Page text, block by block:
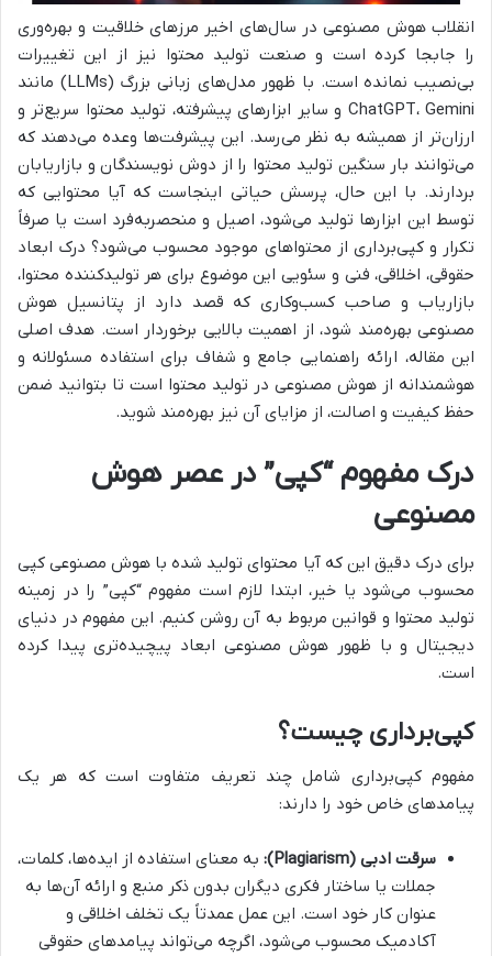
انقلاب هوش مصنوعی در سال‌های اخیر مرزهای خلاقیت و بهره‌وری
را جابجا کرده است و صنعت تولید محتوا نیز از این تغییرات
بی‌نصیب نمانده است. با ظهور مدل‌های زبانی بزرگ (LLMs) مانند
ChatGPT، Gemini و سایر ابزارهای پیشرفته، تولید محتوا سریع‌تر و
ارزان‌تر از همیشه به نظر می‌رسد. این پیشرفت‌ها وعده می‌دهند که
می‌توانند بار سنگین تولید محتوا را از دوش نویسندگان و بازاریابان
بردارند. با این حال، پرسش حیاتی اینجاست که آیا محتوایی که
توسط این ابزارها تولید می‌شود، اصیل و منحصربه‌فرد است یا صرفاً
تکرار و کپی‌برداری از محتواهای موجود محسوب می‌شود؟ درک ابعاد
حقوقی، اخلاقی، فنی و سئویی این موضوع برای هر تولیدکننده محتوا،
بازاریاب و صاحب کسب‌وکاری که قصد دارد از پتانسیل هوش
مصنوعی بهره‌مند شود، از اهمیت بالایی برخوردار است. هدف اصلی
این مقاله، ارائه راهنمایی جامع و شفاف برای استفاده مسئولانه و
هوشمندانه از هوش مصنوعی در تولید محتوا است تا بتوانید ضمن
حفظ کیفیت و اصالت، از مزایای آن نیز بهره‌مند شوید.
درک مفهوم “کپی” در عصر هوش
مصنوعی
برای درک دقیق این که آیا محتوای تولید شده با هوش مصنوعی کپی
محسوب می‌شود یا خیر، ابتدا لازم است مفهوم “کپی” را در زمینه
تولید محتوا و قوانین مربوط به آن روشن کنیم. این مفهوم در دنیای
دیجیتال و با ظهور هوش مصنوعی ابعاد پیچیده‌تری پیدا کرده
است.
کپی‌برداری چیست؟
مفهوم کپی‌برداری شامل چند تعریف متفاوت است که هر یک
پیامدهای خاص خود را دارند:
سرقت ادبی (Plagiarism):
به معنای استفاده از ایده‌ها، کلمات،
جملات یا ساختار فکری دیگران بدون ذکر منبع و ارائه آن‌ها به
عنوان کار خود است. این عمل عمدتاً یک تخلف اخلاقی و
آکادمیک محسوب می‌شود، اگرچه می‌تواند پیامدهای حقوقی